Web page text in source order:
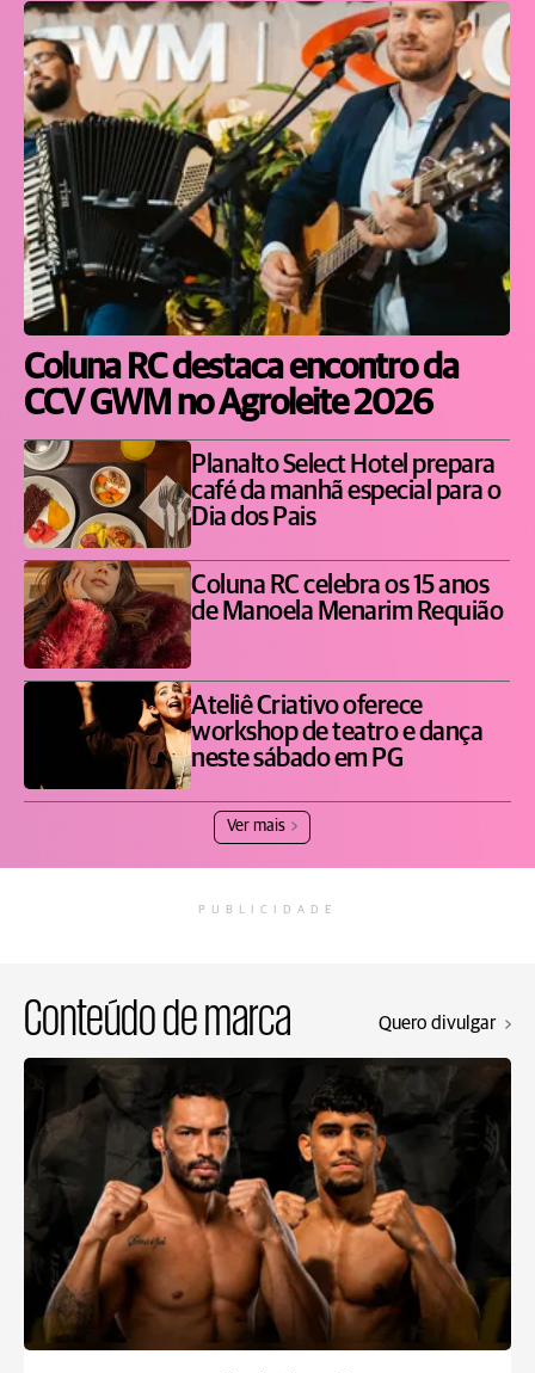
Coluna RC destaca encontro da
CCV GWM no Agroleite 2026
Planalto Select Hotel prepara
café da manhã especial para o
Dia dos Pais
Coluna RC celebra os 15 anos
de Manoela Menarim Requião
Ateliê Criativo oferece
workshop de teatro e dança
neste sábado em PG
Ver mais
PUBLICIDADE
Conteúdo de marca Quero divulgar